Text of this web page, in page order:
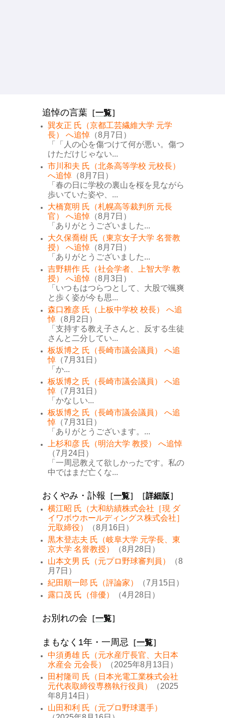
追悼の言葉 ［一覧］
巽友正 氏（京都工芸繊維大学 元学
長） へ追悼 （8月7日）
「「人の心を傷つけて何が悪い。傷つ
けただけじゃない...
市川和夫 氏（北条高等学校 元校長）
へ追悼 （8月7日）
「春の日に学校の裏山を桜を見ながら
歩いていた姿や、...
大橋寛明 氏（札幌高等裁判所 元長
官） へ追悼 （8月7日）
「ありがとうございました...
大久保喬樹 氏（東京女子大学 名誉教
授） へ追悼 （8月7日）
「ありがとうございました...
吉野耕作 氏（社会学者、上智大学 教
授） へ追悼 （8月3日）
「いつもはつらつとして、大股で颯爽
と歩く姿が今も思...
森口雅彦 氏（上板中学校 校長） へ追
悼 （8月2日）
「支持する教え子さんと、反する生徒
さんと二分してい...
板坂博之 氏（長崎市議会議員） へ追
悼 （7月31日）
「か...
板坂博之 氏（長崎市議会議員） へ追
悼 （7月31日）
「かなしい...
板坂博之 氏（長崎市議会議員） へ追
悼 （7月31日）
「ありがとうございます。...
上杉和彦 氏（明治大学 教授） へ追悼
（7月24日）
「一周忌教えて欲しかったです。私の
中ではまだ亡くな...
おくやみ・訃報 ［一覧］［詳細版］
横江昭 氏（大和紡績株式会社［現 ダ
イワボウホールディングス株式会社］
元取締役）
（8月16日）
黒木登志夫 氏（岐阜大学 元学長、東
京大学 名誉教授）
（8月28日）
山本文男 氏（元プロ野球審判員）
（8
月7日）
紀田順一郎 氏（評論家）
（7月15日）
露口茂 氏（俳優）
（4月28日）
お別れの会 ［一覧］
まもなく1年・一周忌 ［一覧］
中須勇雄 氏（元水産庁長官、大日本
水産会 元会長）
（2025年8月13日）
田村隆司 氏（日本光電工業株式会社
元代表取締役専務執行役員）
（2025
年8月14日）
山田和利 氏（元プロ野球選手）